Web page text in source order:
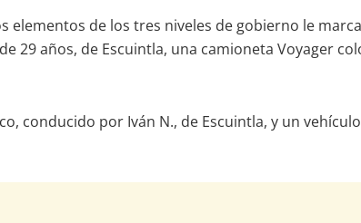
de los tres niveles de gobierno le
29 años, de Escuintla, una camioneta Voyager
conducido por Iván N., de Escuintla, y un